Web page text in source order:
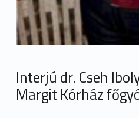
Interjú dr. Cseh
Margit Kórház